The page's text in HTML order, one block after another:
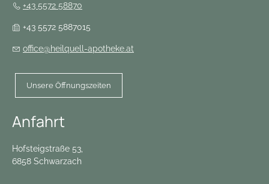
+43 5572 58870
+43 5572 5887015
office@heilquell-apotheke.at
Unsere Öffnungszeiten
Anfahrt
Hofsteigstraße 53,
6858 Schwarzach